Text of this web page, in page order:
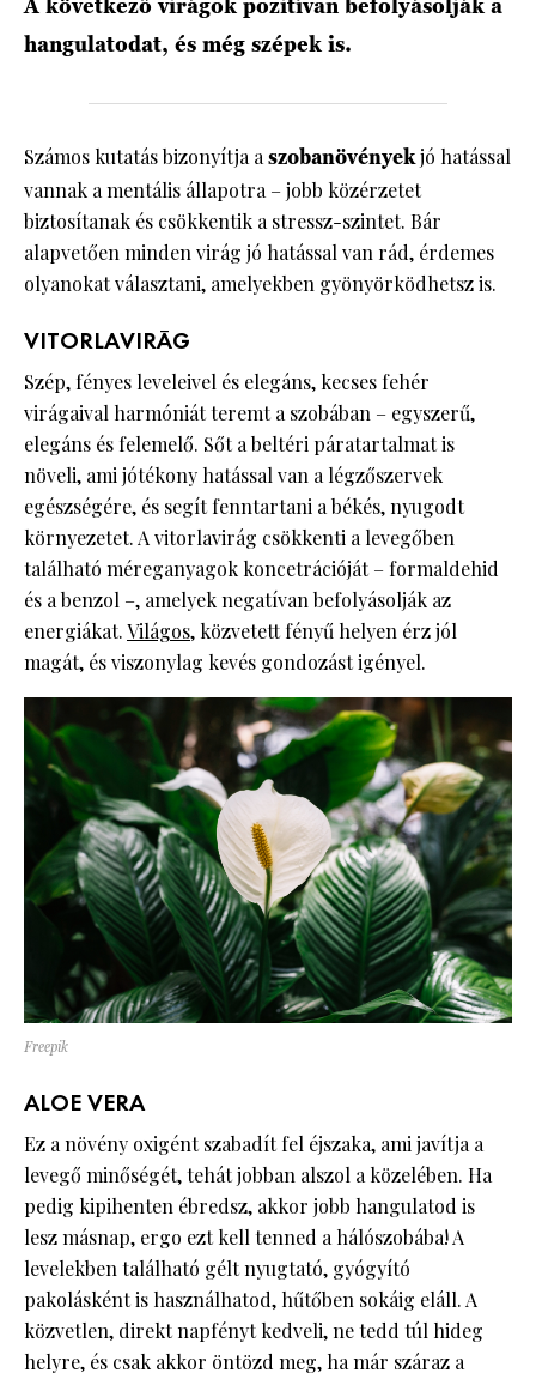
A következő virágok pozitívan befolyásolják a
hangulatodat, és még szépek is.
Számos kutatás bizonyítja aszobanövényekjó hatással
vannak a mentális állapotra – jobb közérzetet
biztosítanak és csökkentik a stressz-szintet. Bár
alapvetően minden virág jó hatással van rád, érdemes
olyanokat választani, amelyekben gyönyörködhetsz is.
VITORLAVIRÁG
Szép, fényes leveleivel és elegáns, kecses fehér
virágaival harmóniát teremt a szobában – egyszerű,
elegáns és felemelő. Sőt a beltéri páratartalmat is
növeli, ami jótékony hatással van a légzőszervek
egészségére, és segít fenntartani a békés, nyugodt
környezetet. A vitorlavirág csökkenti a levegőben
található méreganyagok koncetrációját – formaldehid
és a benzol –, amelyek negatívan befolyásolják az
energiákat.Világos, közvetett fényű helyen érz jól
magát, és viszonylag kevés gondozást igényel.
Freepik
ALOE VERA
Ez a növény oxigént szabadít fel éjszaka, ami javítja a
levegő minőségét, tehát jobban alszol a közelében. Ha
pedig kipihenten ébredsz, akkor jobb hangulatod is
lesz másnap, ergo ezt kell tenned a hálószobába! A
levelekben található gélt nyugtató, gyógyító
pakolásként is használhatod, hűtőben sokáig eláll. A
közvetlen, direkt napfényt kedveli, ne tedd túl hideg
helyre, és csak akkor öntözd meg, ha már száraz a